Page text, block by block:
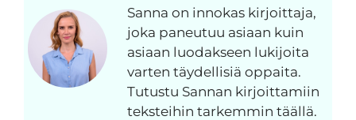
Sanna on innokas kirjoittaja,
joka paneutuu asiaan kuin
asiaan luodakseen lukijoita
varten täydellisiä oppaita.
Tutustu Sannan kirjoittamiin
teksteihin tarkemmin täällä.